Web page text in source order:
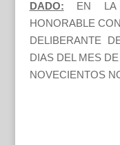
DADO:
EN LA
HONORABLE
DELIBERANTE
DIAS DEL MES
NOVECIENTOS